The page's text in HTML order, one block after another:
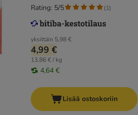
yksittäin 5,98 €
4,99 €
13,86 € / kg
4,64 €
Rating: 5/5 (1)
Lisää ostoskoriin